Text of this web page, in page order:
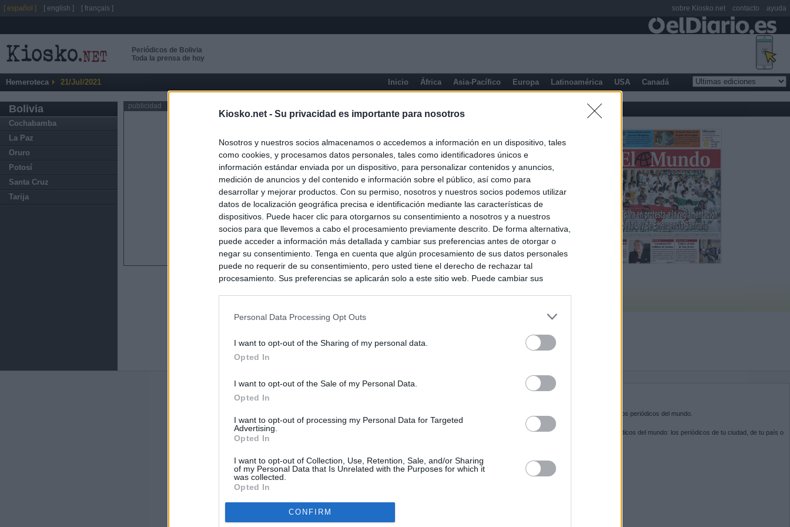
Kiosko.net - Su privacidad es importante para nosotros
Nosotros y nuestros socios almacenamos o accedemos a información en un dispositivo, tales
como cookies, y procesamos datos personales, tales como identificadores únicos e
información estándar enviada por un dispositivo, para personalizar contenidos y anuncios,
medición de anuncios y del contenido e información sobre el público, así como para
desarrollar y mejorar productos. Con su permiso, nosotros y nuestros socios podemos utilizar
datos de localización geográfica precisa e identificación mediante las características de
dispositivos. Puede hacer clic para otorgarnos su consentimiento a nosotros y a nuestros
socios para que llevemos a cabo el procesamiento previamente descrito. De forma alternativa,
puede acceder a información más detallada y cambiar sus preferencias antes de otorgar o
negar su consentimiento. Tenga en cuenta que algún procesamiento de sus datos personales
puede no requerir de su consentimiento, pero usted tiene el derecho de rechazar tal
procesamiento. Sus preferencias se aplicarán solo a este sitio web. Puede cambiar sus
Personal Data Processing Opt Outs
I want to opt-out of the Sharing of my personal data.
Opted In
I want to opt-out of the Sale of my Personal Data.
Opted In
I want to opt-out of processing my Personal Data for Targeted
Advertising.
Opted In
I want to opt-out of Collection, Use, Retention, Sale, and/or Sharing
of my Personal Data that Is Unrelated with the Purposes for which it
was collected.
Opted In
CONFIRM
Periódicos de Bolivia
Toda la prensa de hoy
Hemeroteca 21/Jul/2021 Inicio África Asia-Pacífico Europa Latinoamérica USA Canadá
Bolivia
Cochabamba
La Paz
Oruro
Potosí
Santa Cruz
Tarija
publicidad Prensa de Información General
Últimas noticias
España impone controles a los viajeros procedentes de Italia tras el rechazo de
Meloni a quitarlos
España hasta el 15 de agosto: "No aceptamos imposiciones"
La Fiscalía actuará contra las comunidades que no acojan a los menores
asignados por la crisis de Ceuta
SOBRE KIOSKO.NET
es la puerta de entrada a los periódicos del mundo.
Navega por las portadas de los periódicos del mundo: los periódicos de tu ciudad, de tu país o
SÍGUENOS
[ español ] [ english ] [ français ] sobre Kiosko.net contacto ayuda